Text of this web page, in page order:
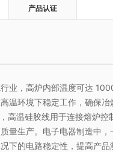
产品认证
业，高炉内部温度可达
温环境下稳定工作，确保
温硅胶线用于连接熔炉控
量生产。电子电器制造中
下的电路稳定性，提高产